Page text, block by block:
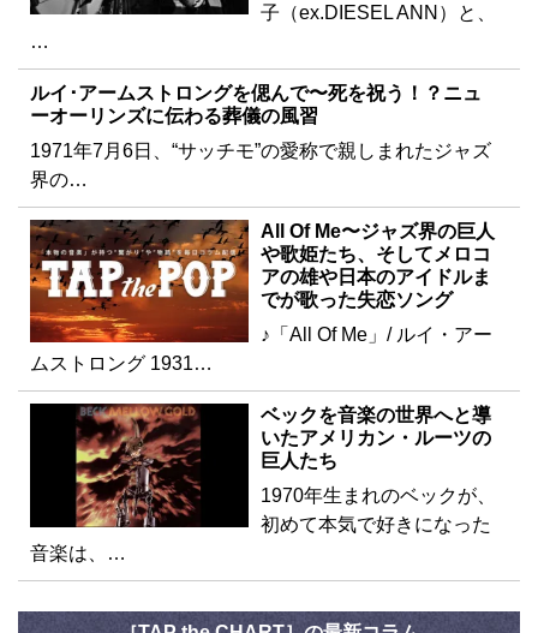
子（ex.DIESEL ANN）と、
…
ルイ･アームストロングを偲んで〜死を祝う！？ニュ
ーオーリンズに伝わる葬儀の風習
1971年7月6日、“サッチモ”の愛称で親しまれたジャズ
界の…
All Of Me〜ジャズ界の巨人
や歌姫たち、そしてメロコ
アの雄や日本のアイドルま
でが歌った失恋ソング
♪「All Of Me」/ ルイ・アー
ムストロング 1931…
ベックを音楽の世界へと導
いたアメリカン・ルーツの
巨人たち
1970年生まれのベックが、
初めて本気で好きになった
音楽は、…